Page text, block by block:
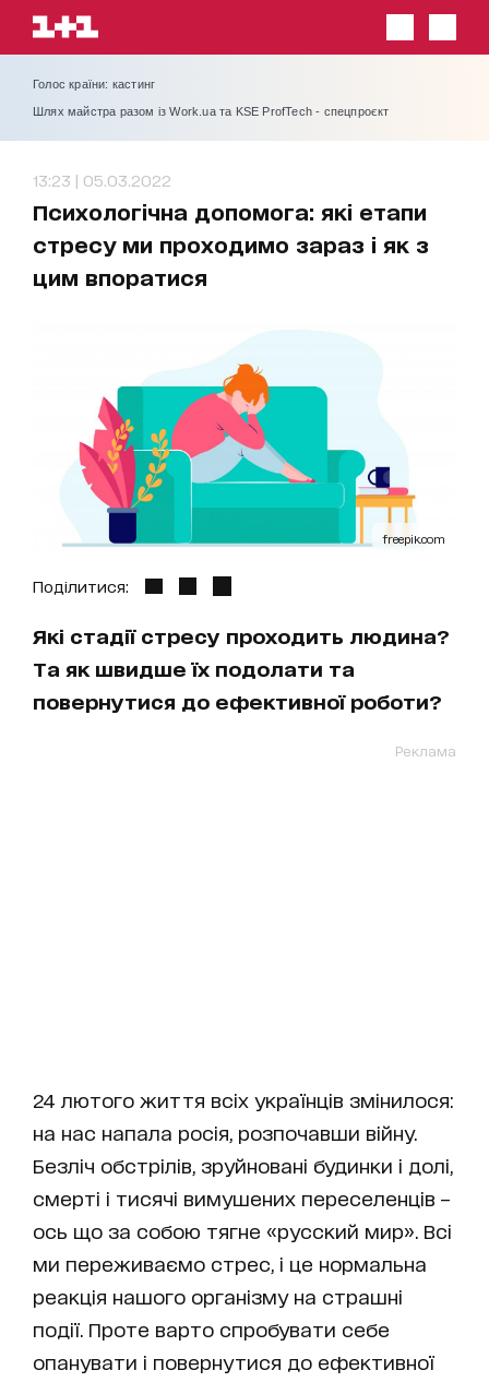
Голос країни: кастинг
Шлях майстра разом із Work.ua та KSE ProfTech - спецпроєкт
13:23 | 05.03.2022
Психологічна допомога: які етапи
стресу ми проходимо зараз і як з
цим впоратися
freepik.com
Поділитися:
Які стадії стресу проходить людина?
Та як швидше їх подолати та
повернутися до ефективної роботи?
Реклама
24 лютого життя всіх українців змінилося:
на нас напала росія, розпочавши війну.
Безліч обстрілів, зруйновані будинки і долі,
смерті і тисячі вимушених переселенців –
ось що за собою тягне «русский мир». Всі
ми переживаємо стрес, і це нормальна
реакція нашого організму на страшні
події. Проте варто спробувати себе
опанувати і повернутися до ефективної